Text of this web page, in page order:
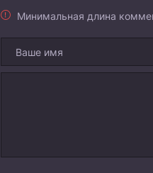
Минимальная длина